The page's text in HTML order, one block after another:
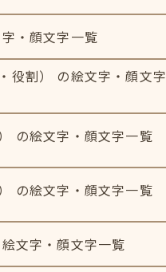
・顔文字一覧
役割） の絵文字・顔文字
の絵文字・顔文字一覧
の絵文字・顔文字一覧
文字・顔文字一覧